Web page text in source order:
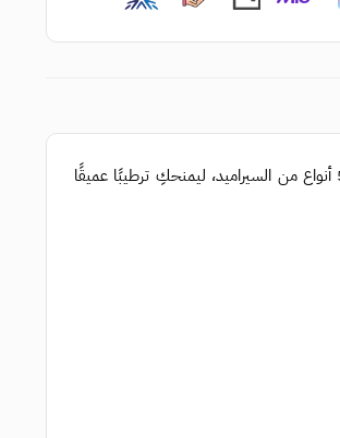
هيدرا ماكس ديب إنفيوجن 50 مل ، هذا السيروم غني بـ 7 أنواع من أحماض الهيالورونيك و5 أنواع من السيراميد، ليمنحكِ ترطيبًا عميقًا